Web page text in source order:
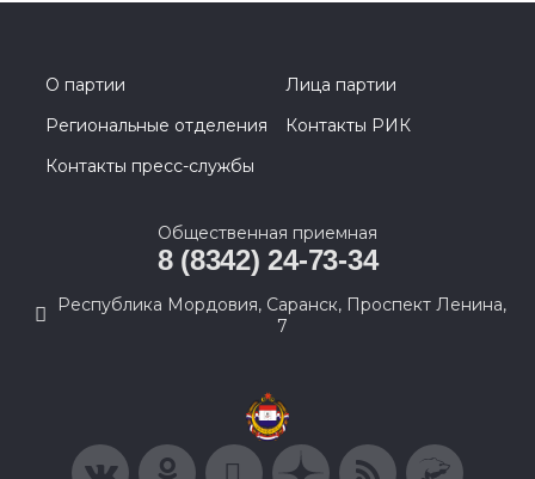
О партии
Лица партии
Региональные отделения
Контакты РИК
Контакты пресс-службы
Общественная приемная
8 (8342) 24-73-34
Республика Мордовия, Саранск, Проспект Ленина,
7